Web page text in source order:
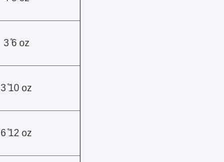
3 ̊6 oz
3 ̊10 oz
6 ̊12 oz